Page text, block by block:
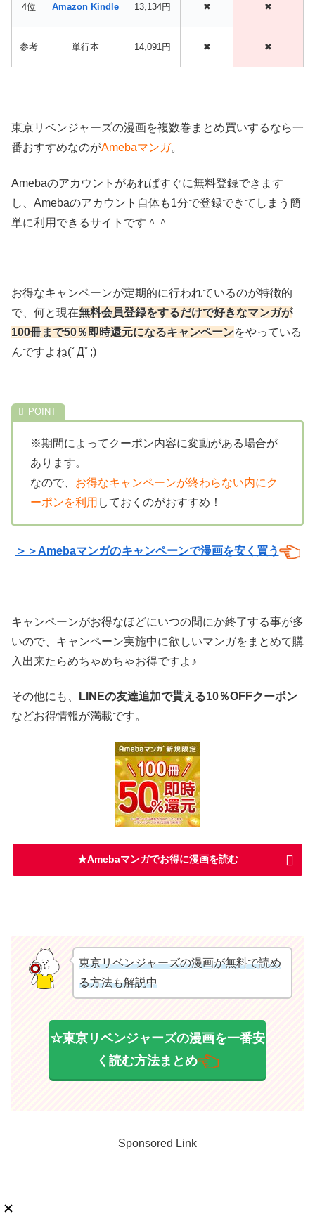
4位 Amazon Kindle 13,134円 ✖ ✖
参考 単行本 14,091円 ✖ ✖
東京リベンジャーズの漫画を複数巻まとめ買いするなら一
番おすすめなのがAmebaマンガ。
Amebaのアカウントがあればすぐに無料登録できます
し、Amebaのアカウント自体も1分で登録できてしまう簡
単に利用できるサイトです＾＾
お得なキャンペーンが定期的に行われているのが特徴的
で、何と現在無料会員登録をするだけで好きなマンガが
100冊まで50％即時還元になるキャンペーンをやっている
んですよね(ﾟДﾟ;)
※期間によってクーポン内容に変動がある場合が
あります。
なので、 お得なキャンペーンが終わらない内にク
ーポンを利用 しておくのがおすすめ！
＞＞Amebaマンガのキャンペーンで漫画を安く買う
キャンペーンがお得なほどにいつの間にか終了する事が多
いので、キャンペーン実施中に欲しいマンガをまとめて購
入出来たらめちゃめちゃお得ですよ♪
その他にも、
LINEの友達追加で貰える10％OFFクーポン
などお得情報が満載です。
★Amebaマンガでお得に漫画を読む
東京リベンジャーズの漫画が無料で読め
る方法も解説中
☆東京リベンジャーズの漫画を一番安
く読む方法まとめ
Sponsored Link